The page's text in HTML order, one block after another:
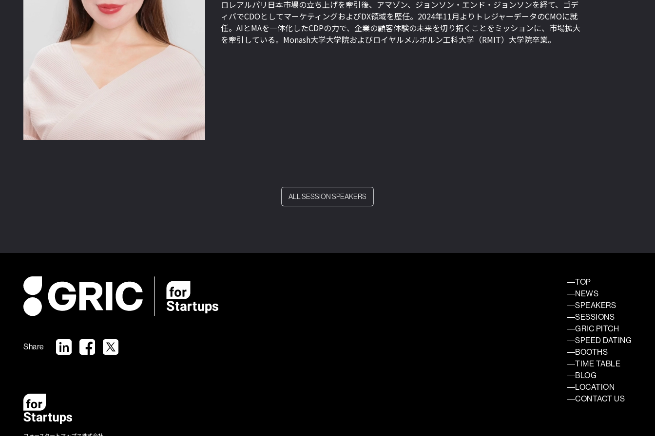
ロレアルパリ日本市場の立ち上げを牽引後、アマゾン、ジョンソン・エンド・ジョンソンを経て、ゴデ
ィバでCDOとしてマーケティングおよびDX領域を歴任。2024年11月よりトレジャーデータのCMOに就
任。AIとMAを一体化したCDPの力で、企業の顧客体験の未来を切り拓くことをミッションに、市場拡大
を牽引している。Monash大学大学院およびロイヤルメルボルン工科大学（RMIT）大学院卒業。
ALL SESSION SPEAKERS
Share
TOP
NEWS
SPEAKERS
SESSIONS
GRIC PITCH
SPEED DATING
BOOTHS
TIME TABLE
BLOG
LOCATION
CONTACT US